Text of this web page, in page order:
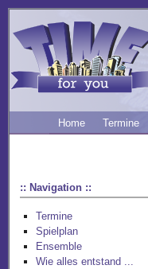
Home Termine
:: Navigation ::
Termine
Spielplan
Ensemble
Wie alles entstand ...